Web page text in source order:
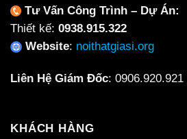
Tư Vấn Công Trình – Dự Án:
Thiết kế: 0938.915.322
Website: noithatgiasi.org
Liên Hệ Giám Đốc: 0906.920.921
KHÁCH HÀNG